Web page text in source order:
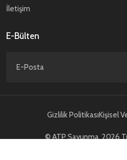
İletişim
E-Bülten
Gizlilik PolitikasıKişisel
© ATP Savunma. 2026